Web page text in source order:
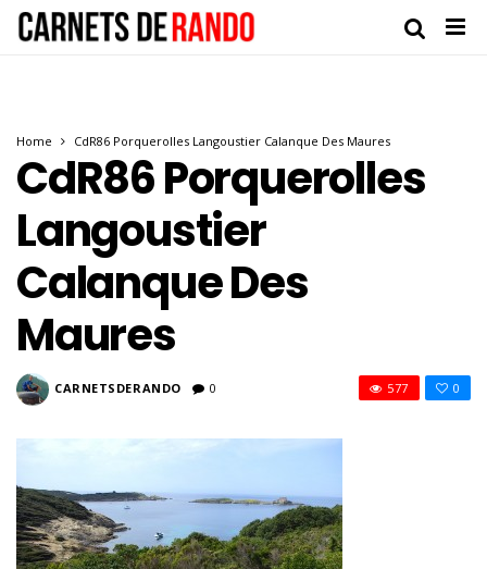
Home CdR86 Porquerolles Langoustier Calanque Des Maures
CdR86 Porquerolles
Langoustier
Calanque Des
Maures
CARNETSDERANDO 0 0
577